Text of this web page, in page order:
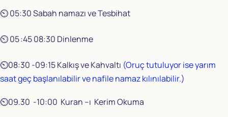
⏲️ 05:30 Sabah namazı ve Tesbihat
⏲️ 05 :45 08:30 Dinlenme
⏲️08:30 -09:15 Kalkış ve Kahvaltı (Oruç tutuluyor ise yarım
saat geç başlanılabilir ve nafile namaz kılınılabilir.)
⏲️09.30 -10:00 Kuran –ı Kerim Okuma